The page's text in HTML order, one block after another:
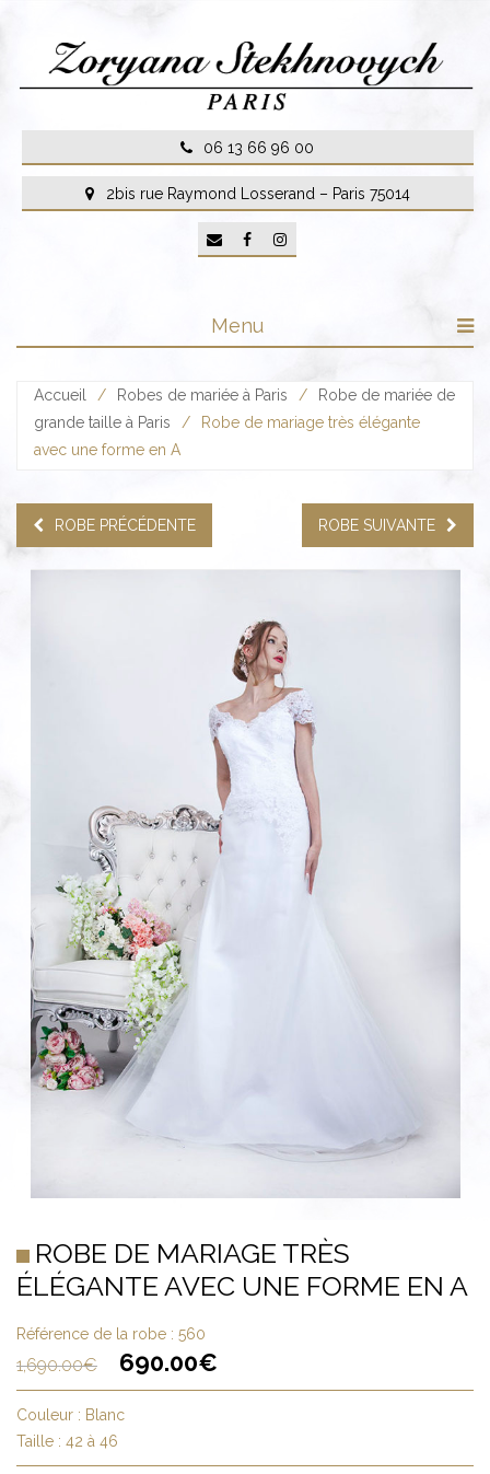
content
06 13 66 96 00
2bis rue Raymond Losserand – Paris 75014
Menu
Accueil / Robes de mariée à Paris /
Robe de mariée de
grande taille à Paris
/
Robe de mariage très élégante
avec une forme en A
ROBE DE MARIAGE TRÈS
ÉLÉGANTE AVEC UNE FORME EN A
Référence de la robe : 560
1,690.00€ 690.00€
Couleur : Blanc
Taille : 42 à 46